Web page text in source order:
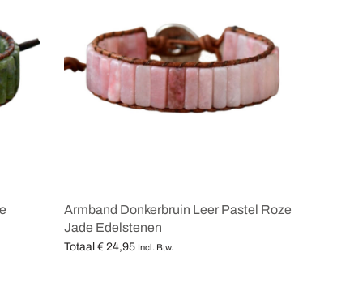
Armband Donkerbruin Leer Pastel Roze
Jade Edelstenen
Totaal € 24,95 Incl. Btw.